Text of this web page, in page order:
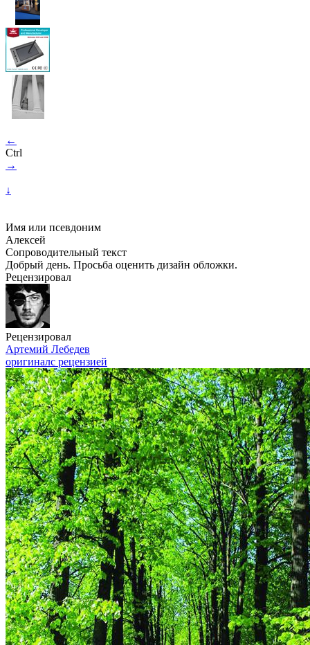
←
Ctrl
→
↓
Имя или псевдоним
Алексей
Сопроводительный текст
Добрый день. Просьба оценить дизайн обложки.
Рецензировал
Рецензировал
Артемий Лебедев
оригиналс рецензией